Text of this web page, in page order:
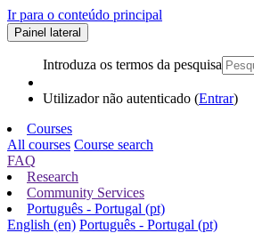
Ir para o conteúdo principal
Painel lateral
Introduza os termos da pesquisa
Utilizador não autenticado (Entrar)
Courses
All courses Course search
FAQ
Research
Community Services
Português - Portugal ‎(pt)‎
English ‎(en)‎ Português - Portugal ‎(pt)‎